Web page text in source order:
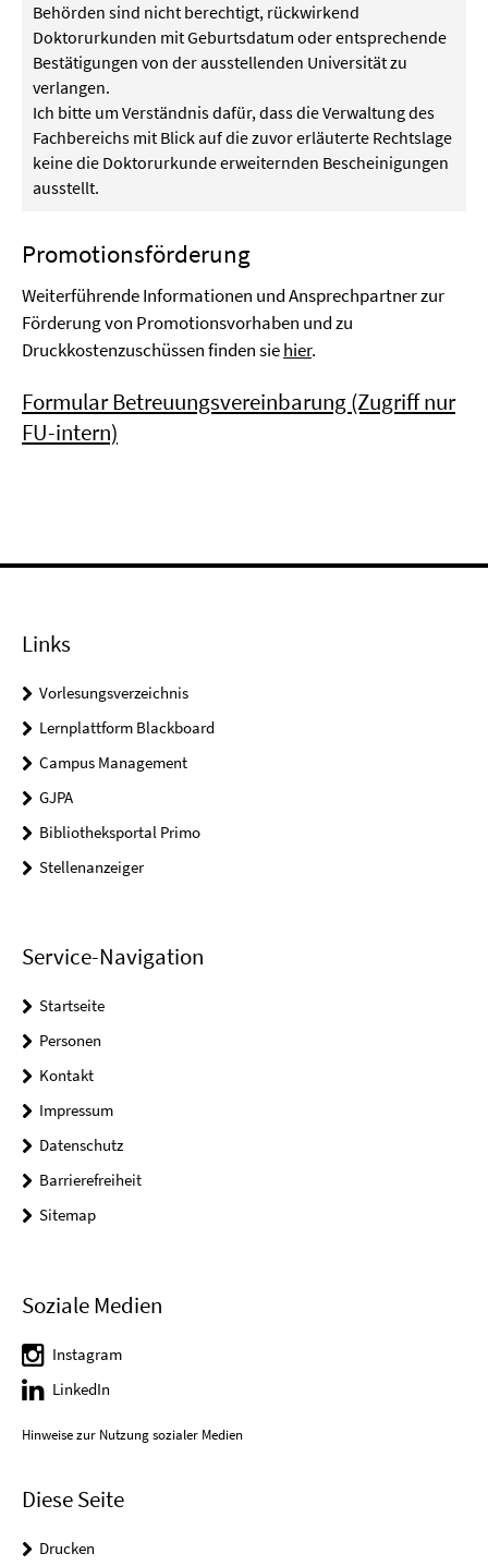
Behörden sind nicht berechtigt, rückwirkend
Doktorurkunden mit Geburtsdatum oder entsprechende
Bestätigungen von der ausstellenden Universität zu
verlangen.
Ich bitte um Verständnis dafür, dass die Verwaltung des
Fachbereichs mit Blick auf die zuvor erläuterte Rechtslage
keine die Doktorurkunde erweiternden Bescheinigungen
ausstellt.
Promotionsförderung
Weiterführende Informationen und Ansprechpartner zur
Förderung von Promotionsvorhaben und zu
Druckkostenzuschüssen finden siehier.
Formular Betreuungsvereinbarung (Zugriff nur
FU-intern)
Links
Vorlesungsverzeichnis
Lernplattform Blackboard
Campus Management
GJPA
Bibliotheksportal Primo
Stellenanzeiger
Service-Navigation
Startseite
Personen
Kontakt
Impressum
Datenschutz
Barrierefreiheit
Sitemap
Soziale Medien
Instagram
LinkedIn
Hinweise zur Nutzung sozialer Medien
Diese Seite
Drucken